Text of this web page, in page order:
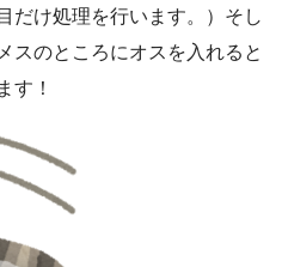
だけ処理を行います。）そし
スのところにオスを入れると
す！